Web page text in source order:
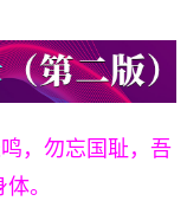
，勿忘国耻，吾
。